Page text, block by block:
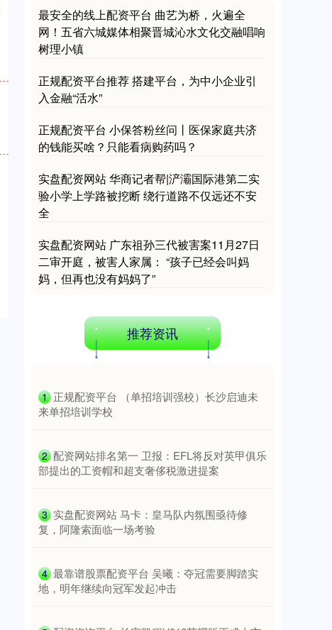
深证成指 14311.01 +200.89 +1.42%
沪深300 4694.44 +43.13 +0.93%
1134.24 +11.37
创业板指 3563.12 +47.56
最安全的线上配资平台 曲艺为桥，火遍全
网！五省六城媒体相聚晋城沁水文化交融唱响
树理小镇
正规配资平台推荐 搭建平台，为中小企业引
入金融“活水”
正规配资平台 小保答粉丝问丨医保家庭共济
的钱能买啥？只能看病购药吗？
实盘配资网站 华商记者帮|浐灞国际港第二实
验小学上学路被挖断 绕行道路不仅远还不安
全
实盘配资网站 广东祖孙三代被害案11月27日
二审开庭，被害人家属： “孩子已经会叫妈
妈，但再也没有妈妈了”
推荐资讯
1 ​正规配资平台 （单招培训强校）长沙启迪未
来单招培训学校
2 ​配资网站排名第一 卫报：EFL将反对英甲俱乐
部提出的工资帽和超支奢侈税激进提案
3 ​实盘配资网站 马卡：皇马队内氛围亟待修
复，阿隆索面临一场考验
4 ​最靠谱股票配资平台 吴曦：夺冠需要脚踏实
地，明年继续向冠军发起冲击